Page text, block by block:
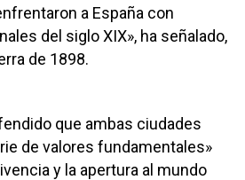
a España con
del siglo XIX», ha señalado,
de 1898.
que ambas ciudades
de valores fundamentales»
y la apertura al mundo